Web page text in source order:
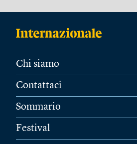
Chi siamo
Contattaci
Sommario
Festival